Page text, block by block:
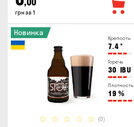
грн за 1
Крепость
7.4°
Горечь
30 IBU
Плотность
19 %
(0)
Новинка